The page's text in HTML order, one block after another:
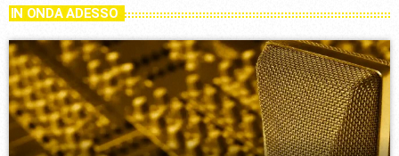
IN ONDA ADESSO